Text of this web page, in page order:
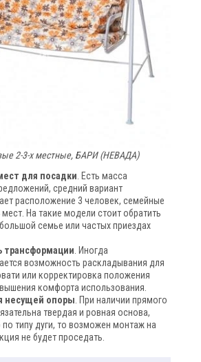
2-3-х местные, БАРИ (НЕВАДА)
для посадки . Есть масса
средний вариант
расположение 3 человек, семейные
На такие модели стоит обратить
семье или частых приездах
трансформации . Иногда
возможность раскладывания для
или корректировка положения
комфорта использования.
несущей опоры . При наличии прямого
твердая и ровная основа,
по типу дуги, то возможен монтаж на
не будет проседать.